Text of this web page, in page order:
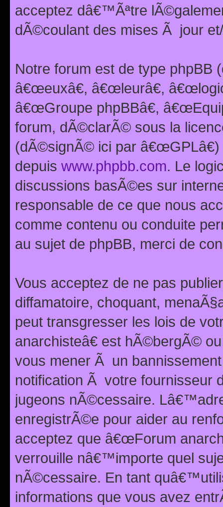
acceptez dâ€™Ãªtre
dÃ©coulant des mises Ã jour
Notre forum est de type phpBB
â€œeuxâ€, â€œleurâ€,
â€œGroupe phpBBâ€,
forum, dÃ©clarÃ© sous la
(dÃ©signÃ© ici par
depuis www.phpbb.com. Le
discussions basÃ©es sur
responsable de ce que nous
comme contenu ou conduite
au sujet de phpBB, merci de
Vous acceptez de ne pas
diffamatoire, choquant,
peut transgresser les lois de
anarchisteâ€ est hÃ©bergÃ©
vous mener Ã un
notification Ã votre fournisseur
jugeons nÃ©cessaire.
enregistrÃ©e pour aider au
acceptez que â€œForum
verrouille nâ€™importe quel
nÃ©cessaire. En tant
informations que vous avez